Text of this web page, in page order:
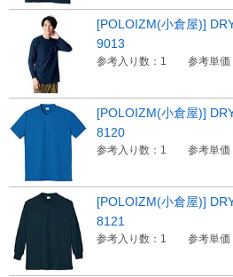
[POLOIZM(小倉屋)]
9013
参考入り数：1 参考単価
[POLOIZM(小倉屋)]
8120
参考入り数：1 参考単価
[POLOIZM(小倉屋)]
8121
参考入り数：1 参考単価